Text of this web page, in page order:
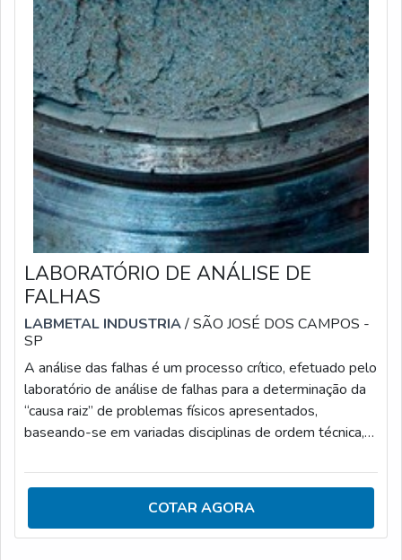
LABORATÓRIO DE ANÁLISE DE
FALHAS
LABMETAL INDUSTRIA/ SÃO JOSÉ DOS CAMPOS -
SP
A análise das falhas é um processo crítico, efetuado pelo
laboratório de análise de falhas para a determinação da
“causa raiz” de problemas físicos apresentados,
baseando-se em variadas disciplinas de ordem técnica,
inspeção e também técnicas laboratoriais, analisando o
falha devido à corrosão.IMPORTÂNCIA DO
LABORATÓRIO PARA ANÁLISE DE FALHASAo
COTAR AGORA